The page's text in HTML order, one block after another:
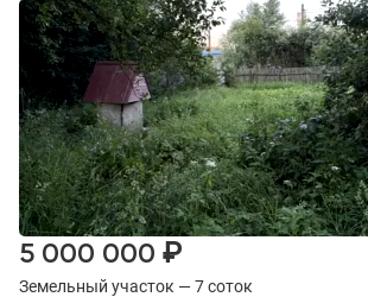
Земельный участок — 7 соток
5 000 000 ₽